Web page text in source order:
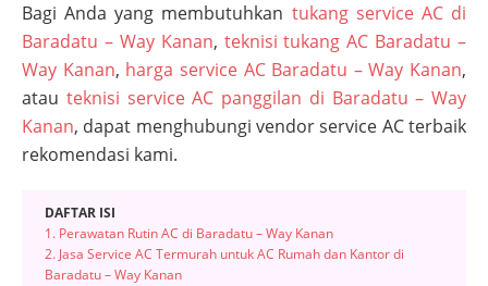
Bagi Anda yang membutuhkan tukang service AC di
Baradatu – Way Kanan, teknisi tukang AC Baradatu –
Way Kanan, harga service AC Baradatu – Way Kanan,
atau teknisi service AC panggilan di Baradatu – Way
Kanan, dapat menghubungi vendor service AC terbaik
rekomendasi kami.
DAFTAR ISI
1. Perawatan Rutin AC di Baradatu – Way Kanan
2. Jasa Service AC Termurah untuk AC Rumah dan Kantor di
Baradatu – Way Kanan